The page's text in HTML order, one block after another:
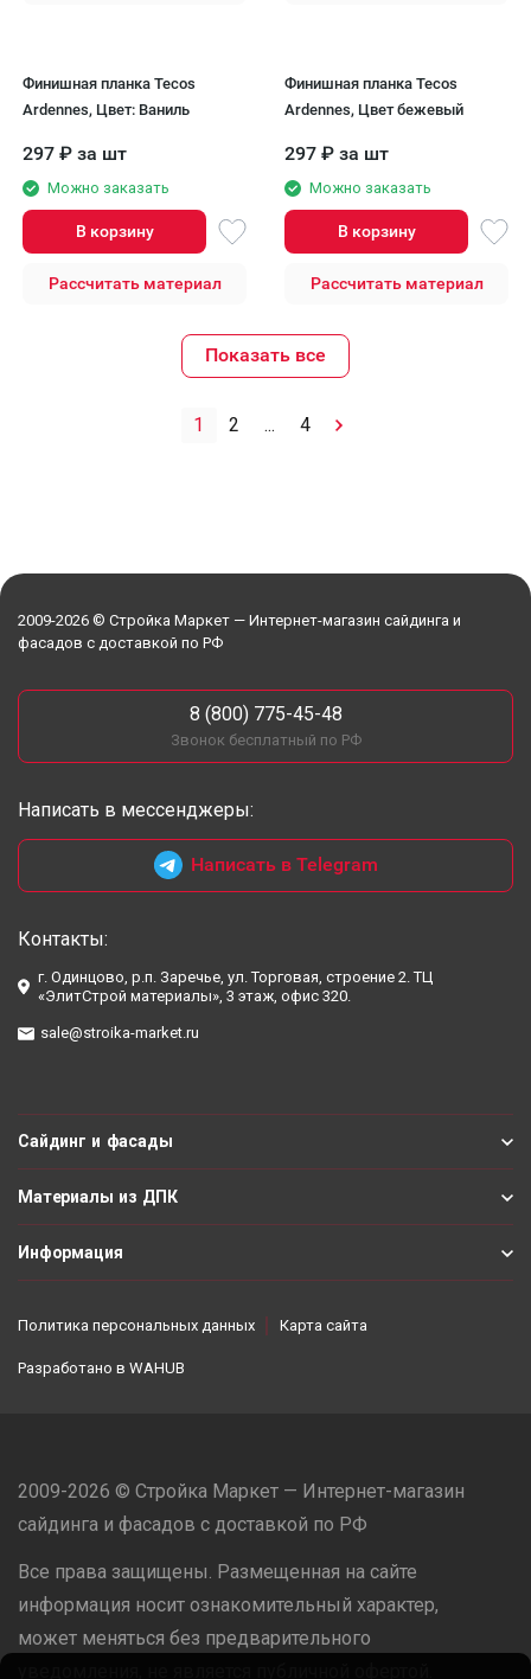
Финишная планка Tecos
Ardennes, Цвет: Ваниль
297 ₽ за шт
Можно заказать
В корзину
Рассчитать материал
Финишная планка Tecos
Ardennes, Цвет бежевый
297 ₽ за шт
Можно заказать
В корзину
Рассчитать материал
Показать все
1 2 ... 4
2009-2026 © Стройка Маркет — Интернет-магазин сайдинга и
фасадов с доставкой по РФ
8 (800) 775-45-48
Звонок бесплатный по РФ
Написать в мессенджеры:
Написать в Telegram
Контакты:
г. Одинцово, р.п. Заречье, ул. Торговая, строение 2. ТЦ
«ЭлитСтрой материалы», 3 этаж, офис 320.
sale@stroika-market.ru
Сайдинг и фасады
Материалы из ДПК
Информация
Политика персональных данных Карта сайта
Разработано в WAHUB
2009-2026 © Стройка Маркет — Интернет-магазин
сайдинга и фасадов с доставкой по РФ
Все права защищены. Размещенная на сайте
информация носит ознакомительный характер,
может меняться без предварительного